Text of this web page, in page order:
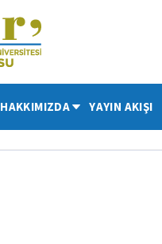
HAKKIMIZDA YAYIN AKIŞI